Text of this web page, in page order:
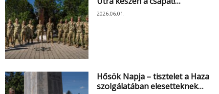
2026.06.01.
Hősök Napja – tisztelet a Haza
szolgálatában elesetteknek…